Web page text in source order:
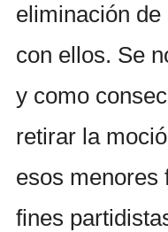
eliminación
con ellos. Se
y como
retirar la
esos menores
fines